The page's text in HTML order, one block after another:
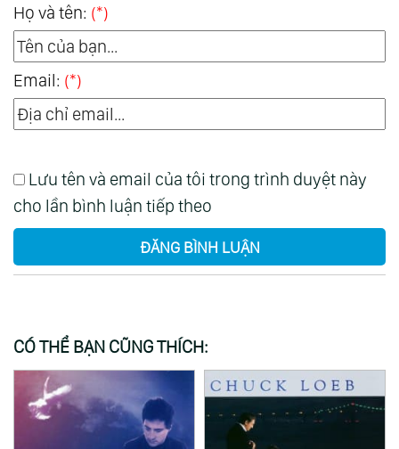
Họ và tên: (*)
Email: (*)
Lưu tên và email của tôi trong trình duyệt này
cho lần bình luận tiếp theo
ĐĂNG BÌNH LUẬN
CÓ THỂ BẠN CŨNG THÍCH: